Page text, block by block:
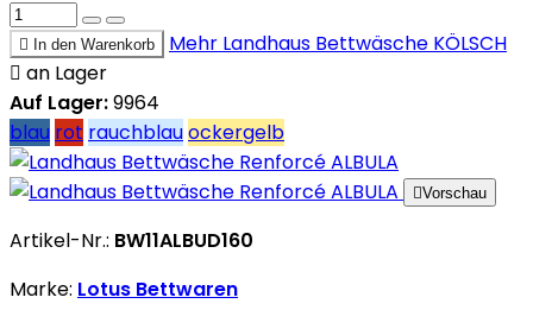
 In den Warenkorb Mehr Landhaus Bettwäsche KÖLSCH
 an Lager
Auf Lager:9964
blau rot rauchblauockergelb
Vorschau
Artikel-Nr.: BW11ALBUD160
Marke: Lotus Bettwaren